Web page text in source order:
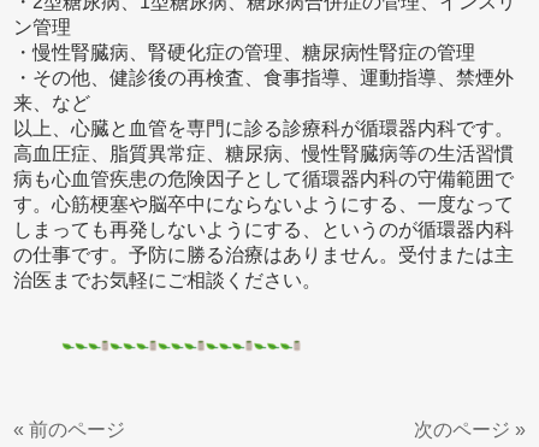
ン管理
・慢性腎臓病、腎硬化症の管理、糖尿病性腎症の管理
・その他、健診後の再検査、食事指導、運動指導、禁煙外
来、など
以上、心臓と血管を専門に診る診療科が循環器内科です。
高血圧症、脂質異常症、糖尿病、慢性腎臓病等の生活習慣
病も心血管疾患の危険因子として循環器内科の守備範囲で
す。心筋梗塞や脳卒中にならないようにする、一度なって
しまっても再発しないようにする、というのが循環器内科
の仕事です。予防に勝る治療はありません。受付または主
治医までお気軽にご相談ください。
« 前のページ 次のページ »